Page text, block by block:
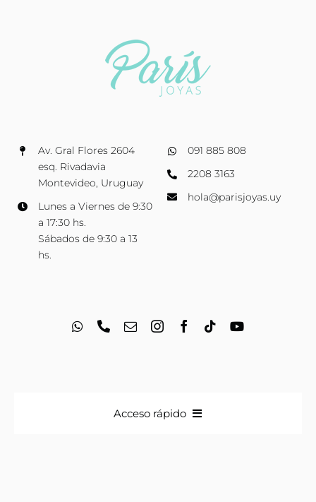
Av. Gral Flores 2604
esq. Rivadavia
Montevideo, Uruguay
Lunes a Viernes de 9:30
a 17:30 hs.
Sábados de 9:30 a 13
hs.
091 885 808
2208 3163
hola@parisjoyas.uy
Acceso rápido